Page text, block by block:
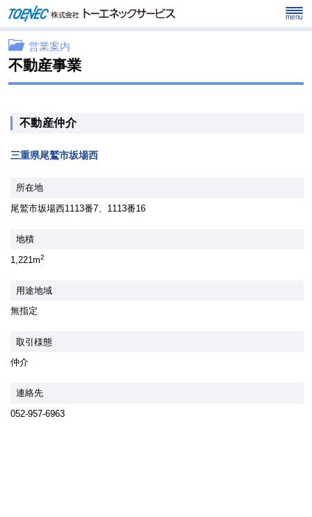
menu
営業案内
不動産事業
不動産仲介
三重県尾鷲市坂場西
所在地
尾鷲市坂場西1113番7、1113番16
地積
1,221m2
用途地域
無指定
取引様態
仲介
連絡先
052-957-6963